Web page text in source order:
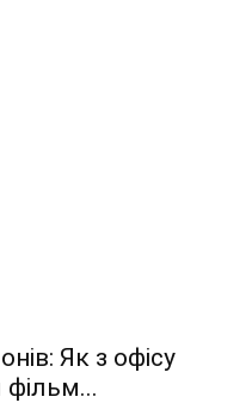
Як з офісу